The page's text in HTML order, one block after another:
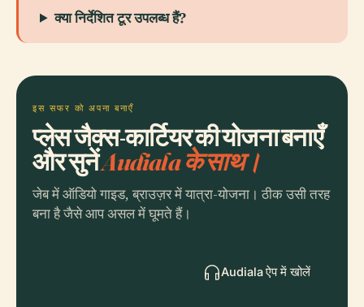
क्या निर्देशित टूर उपलब्ध हैं?
इस सफर को अपना बनाएँ
प्लेस जैक्स-कार्टियर की योजना बनाएँ
और सुनेंAudiala के साथ।
जेब में ऑडियो गाइड, ब्राउज़र में यात्रा-योजना। ठीक उसी तरह
बना है जैसे आप असल में घूमते हैं।
Audiala ऐप में खोलें